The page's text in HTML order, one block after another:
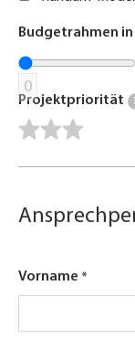
Budgetrahmen in
0
Projektpriorität
Vorname